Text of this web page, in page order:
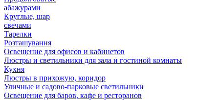
абажурами
Круглые, шар
свечами
Тарелки
Розташування
Освещение для офисов и кабинетов
Люстры и светильники для зала и гостиной комнаты
Кухня
Люстры в прихожую, коридор
Уличные и садово-парковые светильники
Освещение для баров, кафе и ресторанов